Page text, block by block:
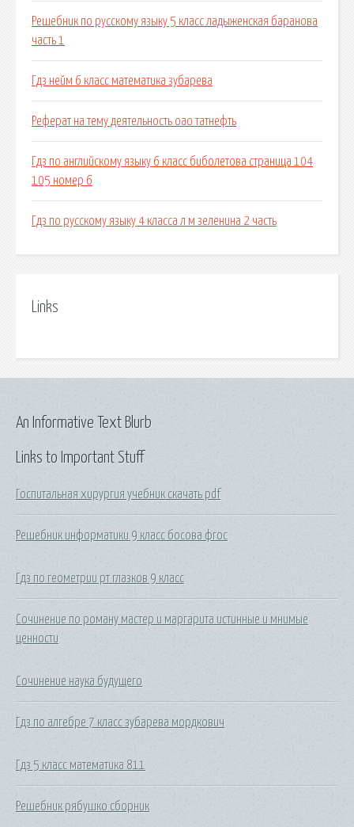
Решебник по русскому языку 5 класс ладыженская баранова
часть 1
Гдз нейм 6 класс математика зубарева
Реферат на тему деятельность оао татнефть
Гдз по английскому языку 6 класс биболетова страница 104
105 номер 6
Гдз по русскому языку 4 класса л м зеленина 2 часть
Links
Links to Important Stuff
Госпитальная хирургия учебник скачать pdf
Решебник информатики 9 класс босова фгос
Гдз по геометрии рт глазков 9 класс
Сочинение по роману мастер и маргарита истинные и мнимые
ценности
Сочинение наука будущего
Гдз по алгебре 7 класс зубарева мордкович
Гдз 5 класс математика 811
Решебник рябушко сборник
An Informative Text Blurb